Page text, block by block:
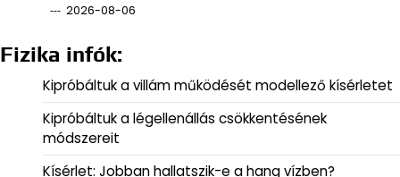
2026-08-06
Fizika infók:
Kipróbáltuk a villám működését modellező kísérletet
Kipróbáltuk a légellenállás csökkentésének
módszereit
Kísérlet: Jobban hallatszik-e a hang vízben?